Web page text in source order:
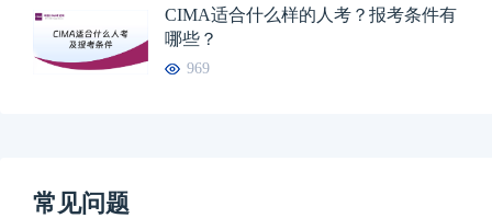
CIMA适合什么样的人考？报考条件有
哪些？
969
常见问题